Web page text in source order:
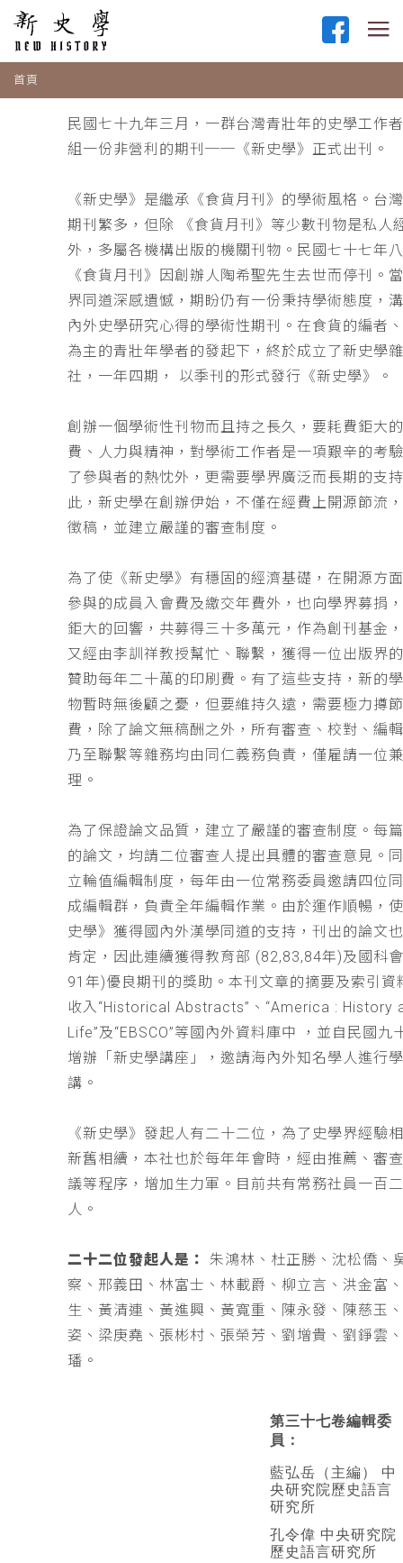
首頁
民國七十九年三月，一群台灣青壯年的史學工作
組一份非營利的期刊──《新史學》正式出刊。
《新史學》是繼承《食貨月刊》的學術風格。台
期刊繁多，但除 《食貨月刊》等少數刊物是私人
外，多屬各機構出版的機關刊物。民國七十七年
《食貨月刊》因創辦人陶希聖先生去世而停刊。
界同道深感遺憾，期盼仍有一份秉持學術態度，
內外史學研究心得的學術性期刊。在食貨的編者
為主的青壯年學者的發起下，終於成立了新史學
社，一年四期， 以季刊的形式發行《新史學》。
創辦一個學術性刊物而且持之長久，要耗費鉅大
費、人力與精神，對學術工作者是一項艱辛的考
了參與者的熱忱外，更需要學界廣泛而長期的支
此，新史學在創辦伊始，不僅在經費上開源節流
徵稿，並建立嚴謹的審查制度。
為了使《新史學》有穩固的經濟基礎，在開源方
參與的成員入會費及繳交年費外，也向學界募捐
鉅大的回響，共募得三十多萬元，作為創刊基金
又經由李訓祥教授幫忙、聯繫，獲得一位出版界
贊助每年二十萬的印刷費。有了這些支持，新的
物暫時無後顧之憂，但要維持久遠，需要極力撙
費，除了論文無稿酬之外，所有審查、校對、編
乃至聯繫等雜務均由同仁義務負責，僅雇請一位
理。
為了保證論文品質，建立了嚴謹的審查制度。每
的論文，均請二位審查人提出具體的審查意見。
立輪值編輯制度，每年由一位常務委員邀請四位
成編輯群，負責全年編輯作業。由於運作順暢，
史學》獲得國內外漢學同道的支持，刊出的論文
肯定，因此連續獲得教育部 (82,83,84年)及國科
91年)優良期刊的獎助。本刊文章的摘要及索引資
收入“Historical Abstracts”、“America : History
Life”及“EBSCO”等國內外資料庫中 ，並自民國九
增辦「新史學講座」，邀請海內外知名學人進行
講。
《新史學》發起人有二十二位，為了史學界經驗
新舊相續，本社也於每年年會時，經由推薦、審
議等程序，增加生力軍。目前共有常務社員一百
人。
二十二位發起人是：
朱鴻林、杜正勝、沈松僑、
察、邢義田、林富士、林載爵、柳立言、洪金富
生、黃清連、黃進興、黃寬重、陳永發、陳慈玉
姿、梁庚堯、張彬村、張榮芳、劉增貴、劉錚雲
璠。
第三十七卷編輯委
員：
藍弘岳（主編） 中
央研究院歷史語言
研究所
孔令偉 中央研究院
歷史語言研究所